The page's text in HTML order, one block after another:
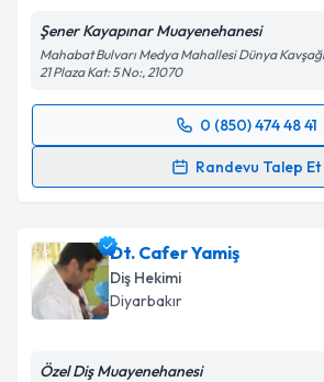
Şener Kayapınar Muayenehanesi
Mahabat Bulvarı Medya Mahallesi Dünya
21 Plaza Kat: 5 No:, 21070
0 (850) 474 48 41
Randevu Talep Et
Randevu Takvimi Talebi
takvim hazırlandığında e-posta ile
E-posta Adresiniz
Dt. Cafer Yamiş
Diş Hekimi
Diyarbakır
Özel Diş Muayenehanesi